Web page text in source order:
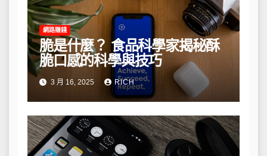
網路賺錢
脆是什麼？ 食品科學家揭秘酥
脆口感的科學與技巧
3 月 16, 2025 RICH